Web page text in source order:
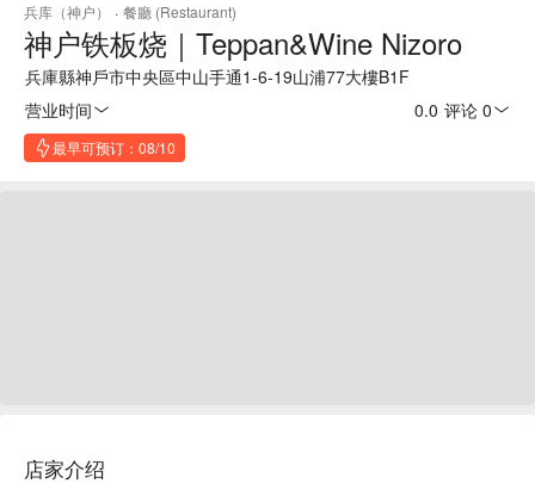
兵库（神户） · 餐廳 (Restaurant)
神户铁板烧｜Teppan&Wine Nizoro
兵庫縣神戶市中央區中山手通1-6-19山浦77大樓B1F
营业时间
0.0 评论 0
最早可预订：08/10
店家介绍